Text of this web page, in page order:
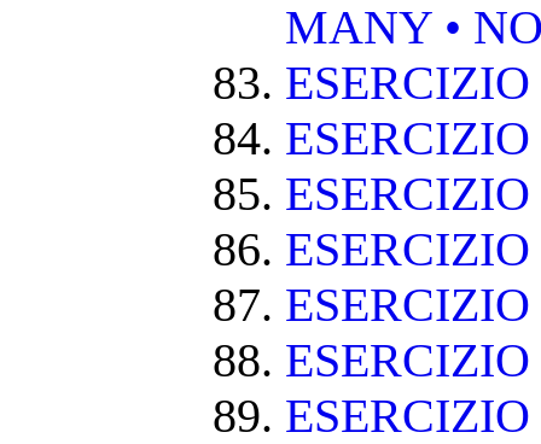
MANY •